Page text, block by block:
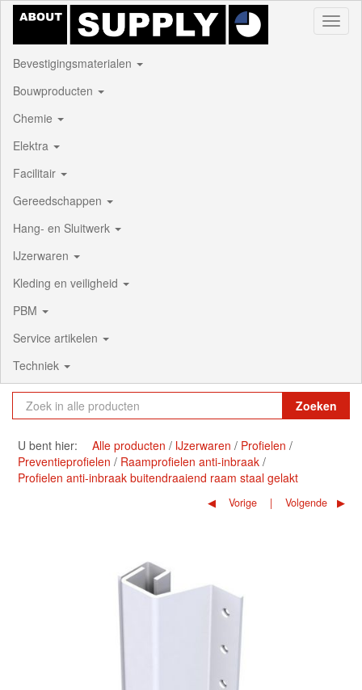
Bevestigingsmaterialen
Bouwproducten
Chemie
Elektra
Facilitair
Gereedschappen
Hang- en Sluitwerk
IJzerwaren
Kleding en veiligheid
PBM
Service artikelen
Techniek
Zoeken
U bent hier: Alle producten IJzerwaren
Profielen
Preventieprofielen
Raamprofielen anti-inbraak
Profielen anti-inbraak buitendraaiend raam staal gelakt
Vorige Volgende